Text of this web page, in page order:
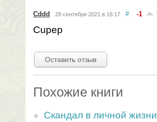
Cddd 28 сентября 2021 в 16:17 # -1
Cupep
Оставить отзыв
Похожие книги
Скандал в личной жизни